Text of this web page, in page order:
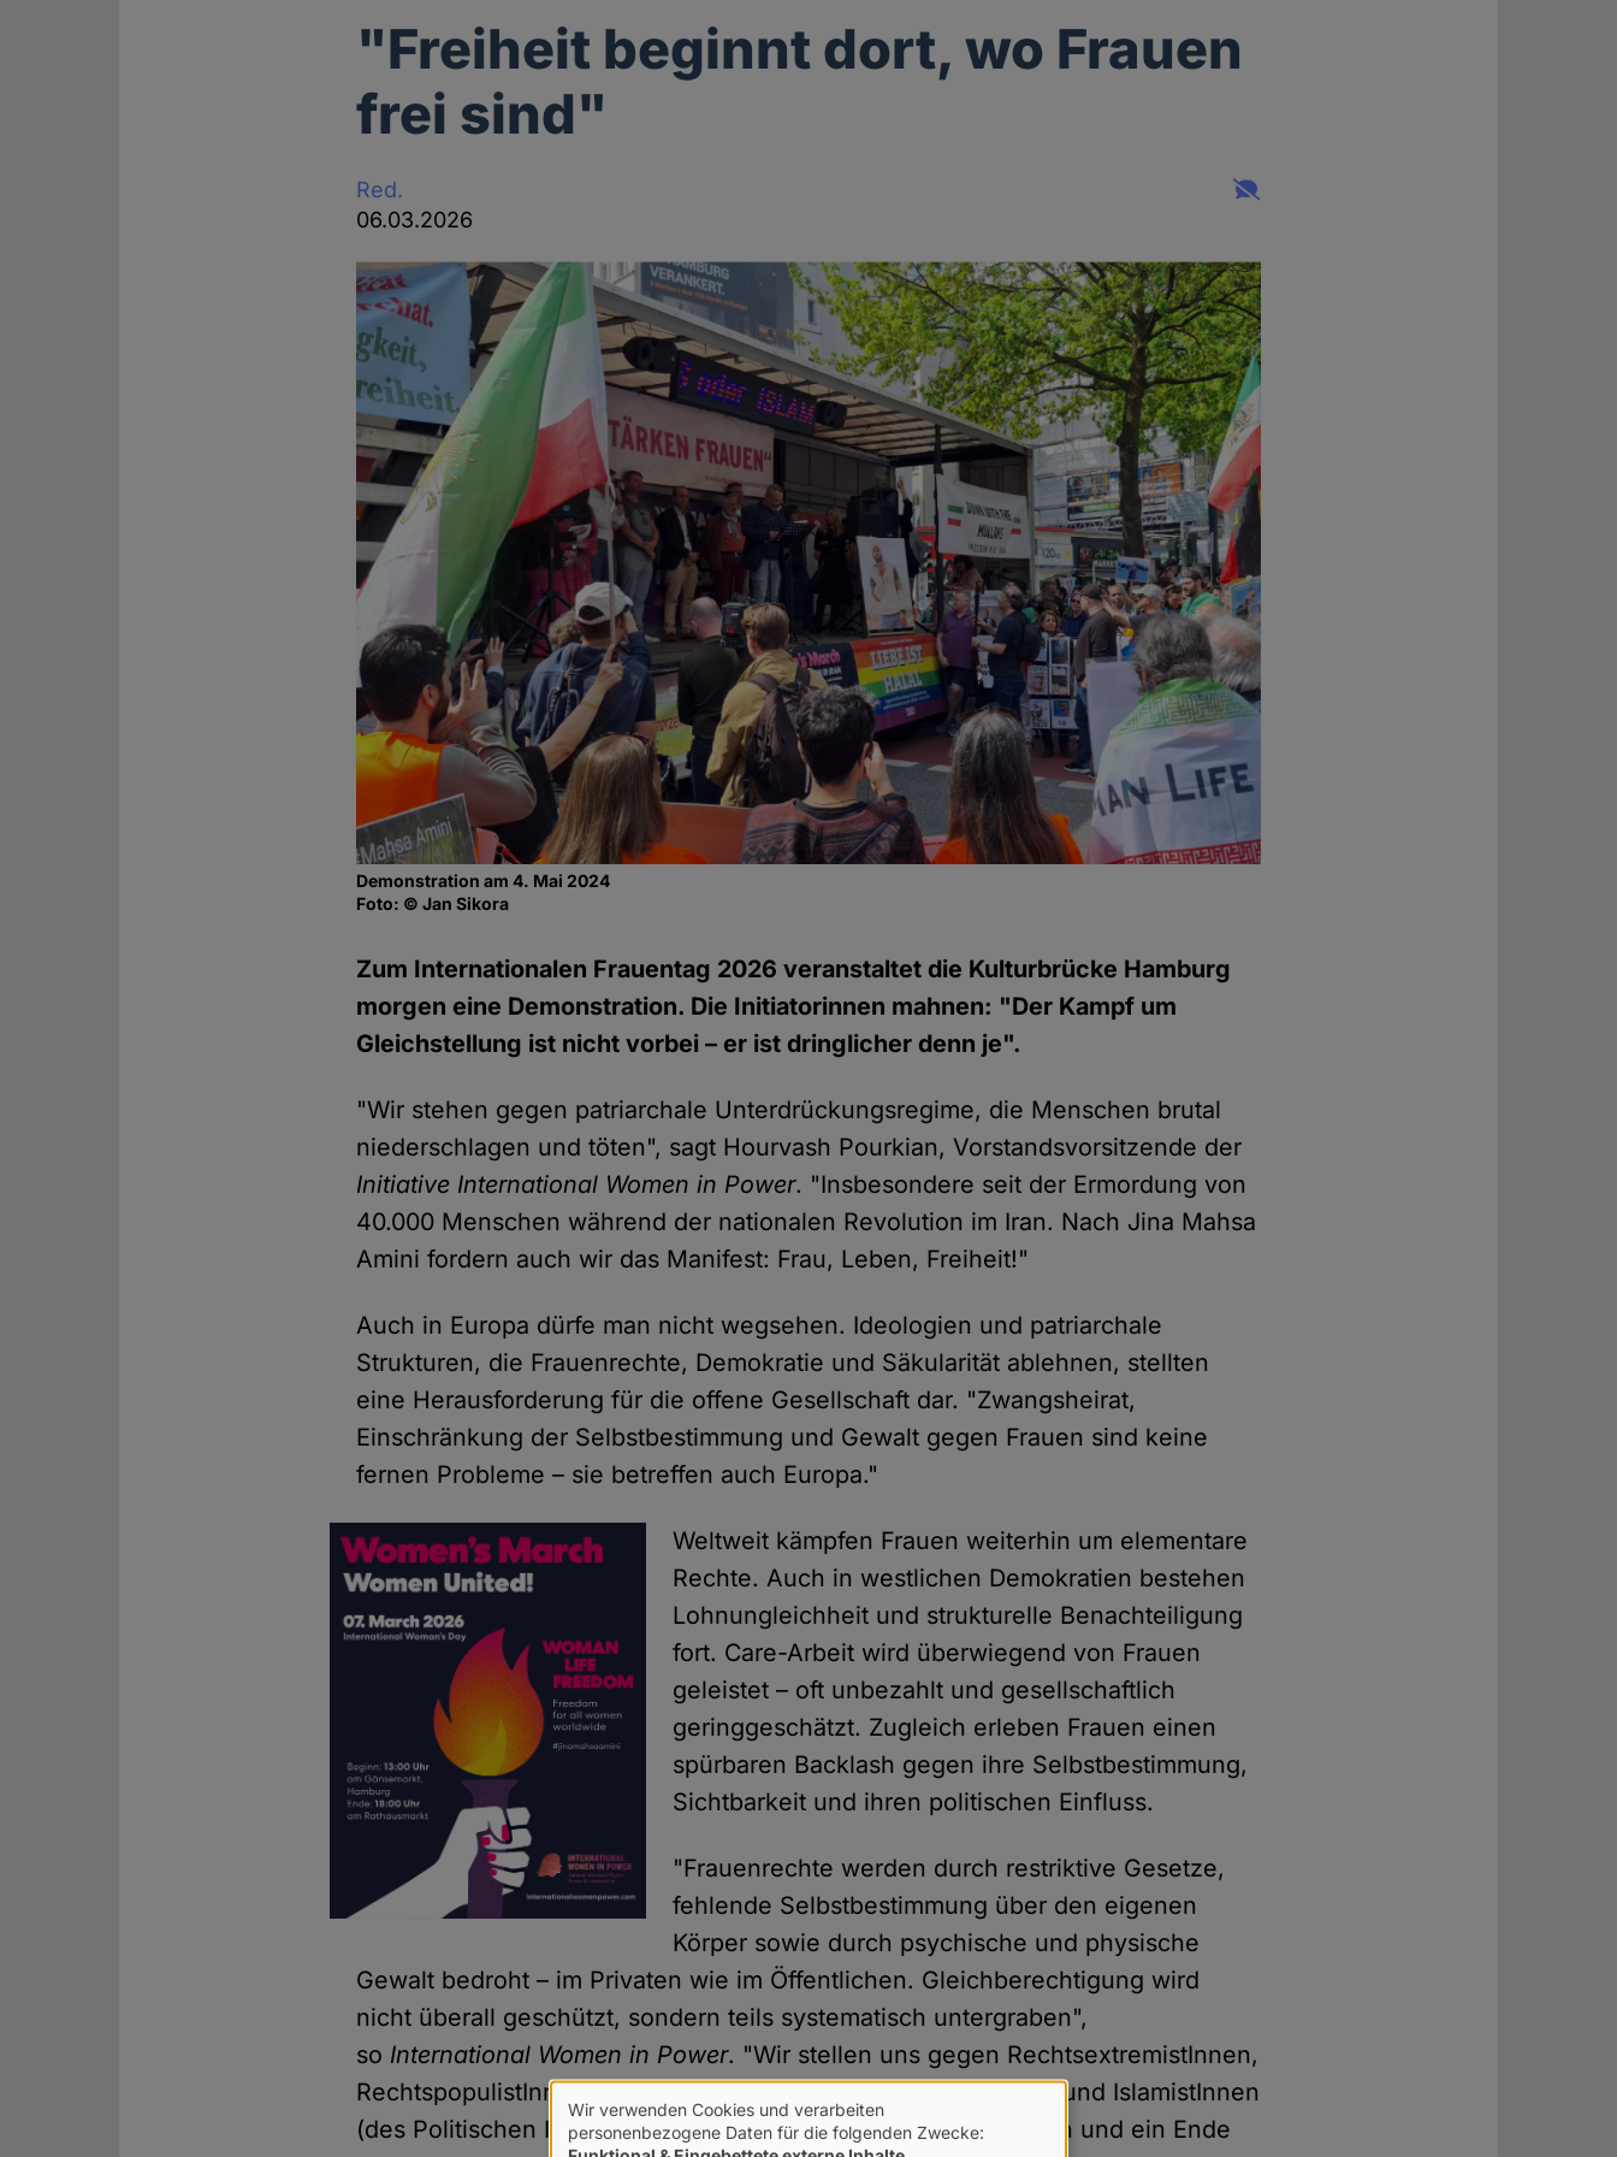
"Freiheit beginnt dort, wo Frauen
frei sind"
Red.
06.03.2026
Demonstration am 4. Mai 2024
Foto: © Jan Sikora
Zum Internationalen Frauentag 2026 veranstaltet die Kulturbrücke Hamburg
morgen eine Demonstration. Die Initiatorinnen mahnen: "Der Kampf um
Gleichstellung ist nicht vorbei – er ist dringlicher denn je".
"Wir stehen gegen patriarchale Unterdrückungsregime, die Menschen brutal
niederschlagen und töten", sagt Hourvash Pourkian, Vorstandsvorsitzende der
Initiative International Women in Power. "Insbesondere seit der Ermordung von
40.000 Menschen während der nationalen Revolution im Iran. Nach Jina Mahsa
Amini fordern auch wir das Manifest: Frau, Leben, Freiheit!"
Auch in Europa dürfe man nicht wegsehen. Ideologien und patriarchale
Strukturen, die Frauenrechte, Demokratie und Säkularität ablehnen, stellten
eine Herausforderung für die offene Gesellschaft dar. "Zwangsheirat,
Einschränkung der Selbstbestimmung und Gewalt gegen Frauen sind keine
fernen Probleme – sie betreffen auch Europa."
Weltweit kämpfen Frauen weiterhin um elementare
Rechte. Auch in westlichen Demokratien bestehen
Lohnungleichheit und strukturelle Benachteiligung
fort. Care-Arbeit wird überwiegend von Frauen
geleistet – oft unbezahlt und gesellschaftlich
geringgeschätzt. Zugleich erleben Frauen einen
spürbaren Backlash gegen ihre Selbstbestimmung,
Sichtbarkeit und ihren politischen Einfluss.
"Frauenrechte werden durch restriktive Gesetze,
fehlende Selbstbestimmung über den eigenen
Körper sowie durch psychische und physische
Gewalt bedroht – im Privaten wie im Öffentlichen. Gleichberechtigung wird
nicht überall geschützt, sondern teils systematisch untergraben",
so International Women in Power. "Wir stellen uns gegen RechtsextremistInnen,
RechtspopulistInnen, religiöse FanatikerInnen, AntisemitInnen und IslamistInnen
(des Politischen Islam). Wir fordern ein selbstbestimmtes Leben und ein Ende
Verwendung
Wir verwenden Cookies und verarbeiten
personenbezogene Daten für die folgenden Zwecke: